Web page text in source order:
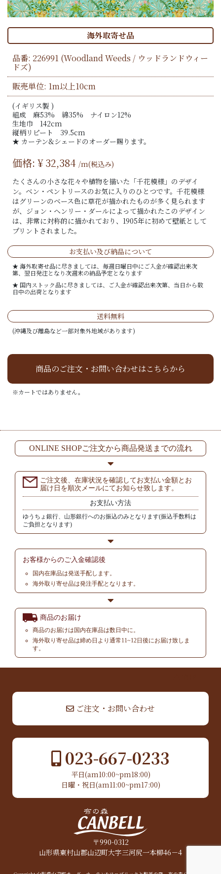
海外取寄せ品
品番: 226991 (Woodland Weeds / ウッドランドウィー
ドズ)
販売単位: 1m以上10cm
(イギリス製 )
組成 麻53% 綿35% ナイロン12%
生地巾 142cm
縦柄リピート 39.5cm
★ カーテン&シェードのオーダー賜ります。
価格: ¥32,384 /m(税込み)
たくさんの小さな花々や植物を描いた「千花模様」のデザイ
ン。ベン・ペントリースのお気に入りのひとつです。千花模様
はグリーンのベース色に草花が描かれたものが多く見られます
が、ジョン・ヘンリー・ダールによって描かれたこのデザイン
は、非常に対称的に描かれており、1905年に初めて壁紙として
プリントされました。
お支払い及び納品について
★ 海外取寄せ品に尽きましては、毎週日曜日中にご入金が確認出来次
第、翌日発注となり次週末の納品予定となります
★ 国内ストック品に尽きましては、ご入金が確認出来次第、当日から数
日中の出荷となります
送料無料
(沖縄及び離島など一部対象外地域があります)
商品のご注文・お問い合わせはこちらから
※カートではありません。
ONLINE SHOPご注文から商品発送までの流れ
ご注文後、在庫状況を確認してお支払い金額とお
届け日を順次メールにてお知らせ致します。
お支払い方法
ゆうちょ銀行、山形銀行へのお振込のみとなります(振込手数料は
ご負担となります)
お客様からのご入金確認後
国内在庫品は発送手配します。
海外取り寄せ品は発注手配となります。
商品のお届け
商品のお届けは国内在庫品は数日中に。
海外取り寄せ品は締め日より通常11~12日後にお届け致しま
す。
ご注文・お問い合わせ
023-667-0233
平日(am10:00~pm18:00)
日曜・祝日(am11:00~pm17:00)
〒990-0312
山形県東村山郡山辺町大字三河尻一本柳46－4